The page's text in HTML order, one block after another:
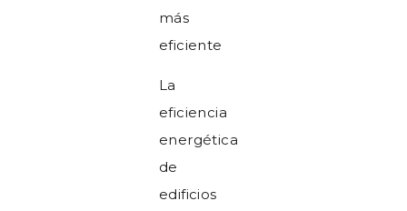
más
eficiente
La
eficiencia
energética
de
edificios